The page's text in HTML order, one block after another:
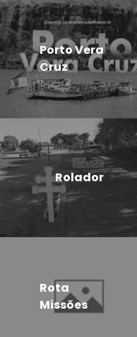
Porto Vera
Cruz
Rolador
Rota
Missões